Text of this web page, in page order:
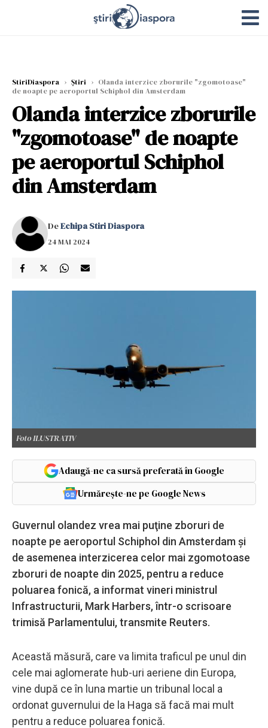
StiriDiaspora › Știri › Olanda interzice zborurile "zgomotoase"
de noapte pe aeroportul Schiphol din Amsterdam
Olanda interzice zborurile
"zgomotoase" de noapte
pe aeroportul Schiphol
din Amsterdam
DeEchipa Stiri Diaspora
24 MAI 2024
Foto ILUSTRATIV
Adaugă-ne ca sursă preferată în Google
Urmărește-ne pe Google News
Guvernul olandez vrea mai puţine zboruri de
noapte pe aeroportul Schiphol din Amsterdam şi
de asemenea interzicerea celor mai zgomotoase
zboruri de noapte din 2025, pentru a reduce
poluarea fonică, a informat vineri ministrul
Infrastructurii, Mark Harbers, într-o scrisoare
trimisă Parlamentului, transmite Reuters.
Această măsură, care va limita traficul pe unul din
cele mai aglomerate hub-uri aeriene din Europa,
vine după ce în luna martie un tribunal local a
ordonat guvernului de la Haga să facă mai mult
pentru a reduce poluarea fonică.